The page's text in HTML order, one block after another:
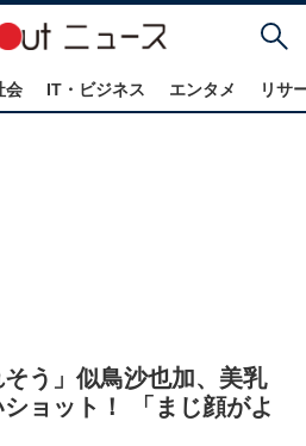
会 IT・ビジネス エンタメ リサ
そう」似鳥沙也加、美乳
ョット！ 「まじ顔がよ